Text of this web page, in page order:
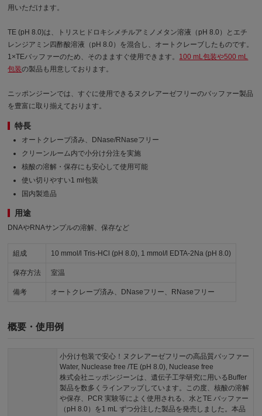
用いただけます。
TE (pH 8.0)は、トリスヒドロキシメチルアミノメタン溶液（pH 8.0）とエチ
レンジアミン四酢酸溶液（pH 8.0）を混合し、オートクレーブしたものです。
1×TEバッファーのため、そのまますぐ使用できます。 100 mL包装や500 mL
包装の製品も用意しております。
ニッポンジーンでは、すぐに使用できるヌクレアーゼフリーのバッファー製品
を豊富に取り揃えております。
特長
オートクレーブ済み、DNase/RNaseフリー
クリーンルーム内で小分け分注を実施
核酸の溶解・保存にも安心して使用可能
使い切りやすい1 ml包装
国内製造品
用途
DNAやRNAサンプルの溶解、保存など
組成 10 mmol/l Tris-HCl (pH 8.0), 1 mmol/l EDTA-2Na (pH 8.0)
保存方法 室温
備考 オートクレーブ済み、DNaseフリー、RNaseフリー
概要・使用例
小分け包装で安心！ヌクレアーゼフリーの高品質バッファー
Water, Nuclease free /TE (pH 8.0), Nuclease free
株式会社ニッポンジーンは、遺伝子工学研究に用いるBuffer
製品を数多くラインアップしています。この度、核酸の溶解
や保存、PCR 実験等によく使用される、水とTE バッファー
（pH 8.0）を1 mL ずつ分注した製品を発売しました。本品